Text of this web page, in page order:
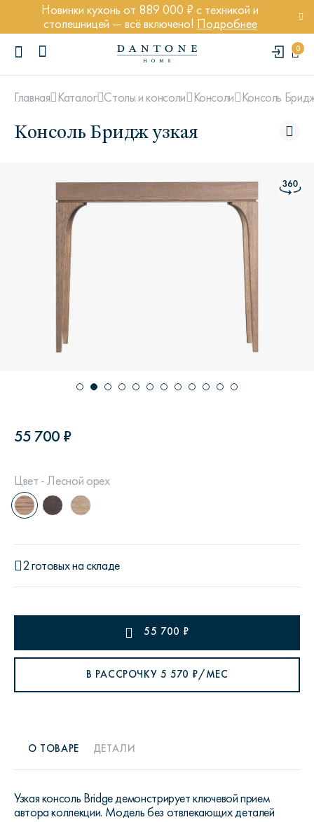
Новинки кухонь от 889 000 ₽ с техникой и
столешницей — всё включено! Подробнее
0
ПОПУЛЯРНЫЕ ЗАПРОСЫ
Диван Марсель
Кресло Энди
Кровать Ньюбери
Стул Престон
Главная Каталог Столы и консоли Консоли Консоль
Консоль Бридж узкая
55 700 ₽
Цвет - Лесной орех
2 готовых на складе
55 700 ₽
В РАССРОЧКУ 5 570 ₽/МЕС
О ТОВАРЕ ДЕТАЛИ
Узкая консоль Bridge демонстрирует ключевой прием
автора коллекции. Модель без отвлекающих деталей